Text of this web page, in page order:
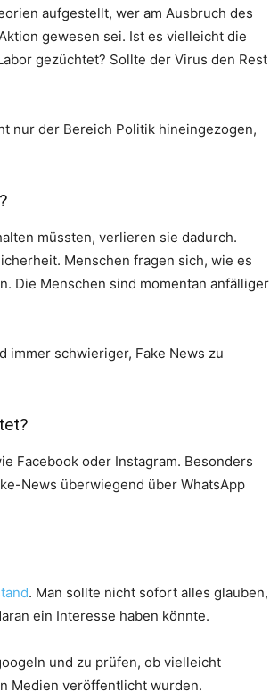
aufgestellt, wer am Ausbruch des
gewesen sei. Ist es vielleicht die
gezüchtet? Sollte der Virus den Rest
nur der Bereich Politik hineingezogen,
müssten, verlieren sie dadurch.
Menschen fragen sich, wie es
Die Menschen sind momentan anfälliger
immer schwieriger, Fake News zu
Facebook oder Instagram. Besonders
News überwiegend über WhatsApp
. Man sollte nicht sofort alles glauben,
ein Interesse haben könnte.
und zu prüfen, ob vielleicht
Medien veröffentlicht wurden.